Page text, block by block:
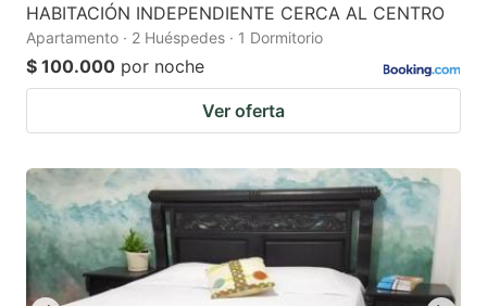
HABITACIÓN INDEPENDIENTE CERCA AL CENTRO
Apartamento · 2 Huéspedes · 1 Dormitorio
$ 100.000 por noche
Ver oferta